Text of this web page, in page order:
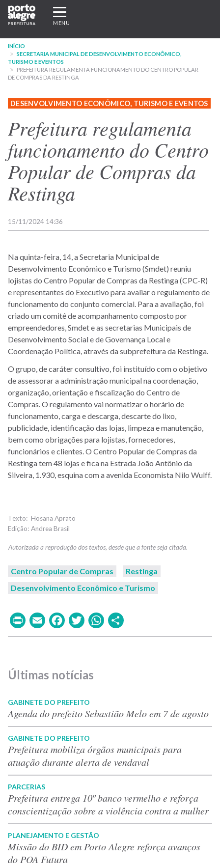
Pular
para
conteúdo
principal
Expandir/recolher
navegação
MENU
INÍCIO
SECRETARIA MUNICIPAL DE DESENVOLVIMENTO ECONÔMICO,
TURISMO E EVENTOS
PREFEITURA REGULAMENTA FUNCIONAMENTO DO CENTRO POPULAR
DE COMPRAS DA RESTINGA
DESENVOLVIMENTO ECONÔMICO, TURISMO E EVENTOS
Prefeitura regulamenta
funcionamento do Centro
Popular de Compras da
Restinga
15/11/2024 14:36
Na quinta-feira, 14, a Secretaria Municipal de
Desenvolvimento Econômico e Turismo (Smdet) reuniu
lojistas do Centro Popular de Compras da Restinga (CPC-R)
e representantes do Executivo para avaliar o regulamento de
funcionamento do conjunto comercial. Para a avaliação, foi
criado um comitê de acompanhamento composto por
empreendedores, Smdet e as secretarias Municipais de
Desenvolvimento Social e de Governança Local e
Coordenação Política, através da subprefeitura da Restinga.
O grupo, de caráter consultivo, foi instituído com o objetivo
de assessorar a administração municipal na coordenação,
organização, orientação e fiscalização do Centro de
Compras. O regulamento vai normatizar o horário de
funcionamento, carga e descarga, descarte do lixo,
publicidade, identificação das lojas, limpeza e manutenção,
bem como obrigações para lojistas, fornecedores,
funcionários e clientes. O Centro Popular de Compras da
Restinga tem 48 lojas e fica na Estrada João Antônio da
Silveira, 1.930, esquina com a avenida Economista Nilo Wulff.
Hosana Aprato
Andrea Brasil
Centro Popular de Compras
Restinga
Desenvolvimento Econômico e Turismo
PrintEmailFacebook
TwitterWhatsApp
Últimas notícias
GABINETE DO PREFEITO
Agenda do prefeito Sebastião Melo em 7 de agosto
GABINETE DO PREFEITO
Prefeitura mobiliza órgãos municipais para
atuação durante alerta de vendaval
PARCERIAS
Prefeitura entrega 10º banco vermelho e reforça
conscientização sobre a violência contra a mulher
PLANEJAMENTO E GESTÃO
Missão do BID em Porto Alegre reforça avanços
do POA Futura